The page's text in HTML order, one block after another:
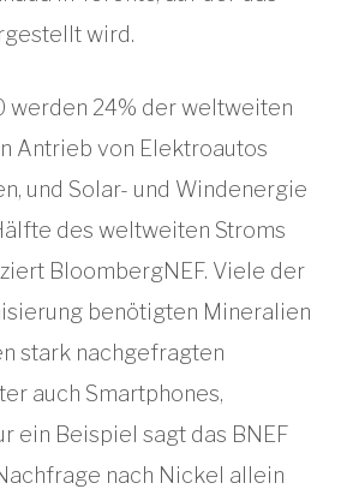
wird.
werden 24% der weltweiten
Antrieb von Elektroautos
und Solar- und Windenergie
des weltweiten Stroms
BloombergNEF. Viele der
benötigten Mineralien
stark nachgefragten
auch Smartphones,
ein Beispiel sagt das BNEF
nach Nickel allein